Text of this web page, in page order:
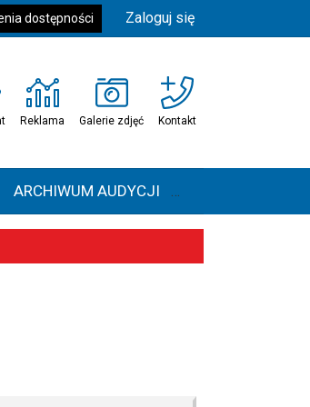
dostępności Zaloguj się
Reklama Galerie zdjęć Kontakt
ARCHIWUM AUDYCJI